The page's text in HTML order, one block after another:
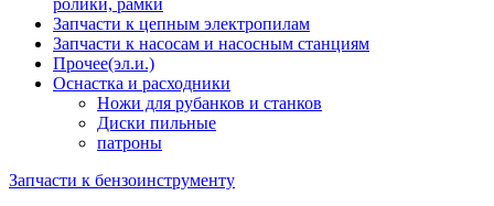
Запчасти к цепным электропилам
Запчасти к насосам и насосным станциям
Прочее(эл.и.)
Оснастка и расходники
Ножи для рубанков и станков
Диски пильные
патроны
Запчасти к бензоинструменту